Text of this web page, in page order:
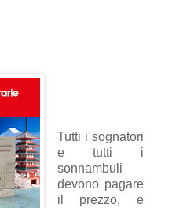
Tutti i sognatori
e tutti i
sonnambuli
devono pagare
il prezzo, e